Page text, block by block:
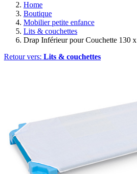
Home
Boutique
Mobilier petite enfance
Lits & couchettes
Drap Inférieur pour Couchette 130
Retour vers: Lits & couchettes